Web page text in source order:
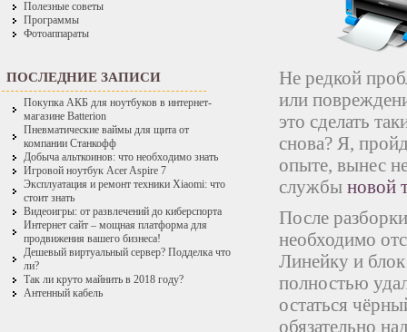
Полезные советы
Программы
Фотоаппараты
ПОСЛЕДНИЕ ЗАПИСИ
Покупка АКБ для ноутбуков в интернет-
магазине Batterion
Пневматические ваймы для щита от
компании Станкофф
Добыча альткоинов: что необходимо знать
Игровой ноутбук Acer Aspire 7
Эксплуатация и ремонт техники Xiaomi: что
стоит знать
Видеоигры: от развлечений до киберспорта
Интернет сайт – мощная платформа для
продвижения вашего бизнеса!
Дешевый виртуальный сервер? Подделка что
ли?
Так ли круто майнить в 2018 году?
Антенный кабель
Не редкой
или
это сделать
снова? Я,
опыте, вынес
службы новой
После
необходимо
Линейку и
полностью
остаться
обязательно